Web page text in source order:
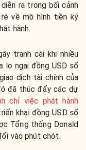
ra trong bối cảnh
về mô hình tiền kỹ
hành.
tranh cãi khi nhiều
lo ngại đồng USD số
dịch tài chính của
đã thúc đẩy các dự
chỉ việc phát hành
khai đồng USD số
Tổng thống Donald
vào phút chót.